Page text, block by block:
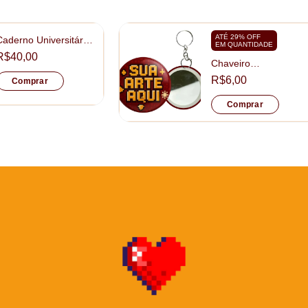
Universitário
20x28cm
Comprar
ATÉ 29% OFF
EM QUANTIDADE
Chaveiro
Personalizado Mini
Espelho tamanho
5,5cm
R$6,00
Comprar